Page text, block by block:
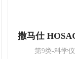
撒马仕
第9类-科学